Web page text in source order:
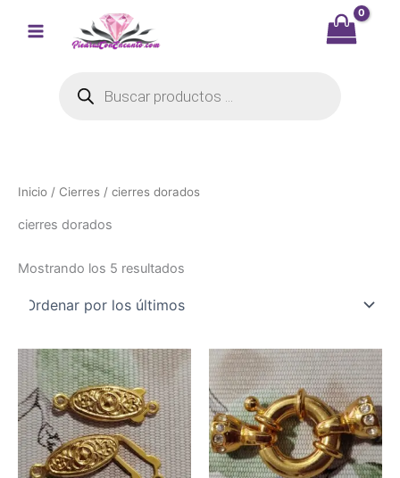
Inicio / Cierres / cierres dorados
cierres dorados
Mostrando los 5 resultados
últimos